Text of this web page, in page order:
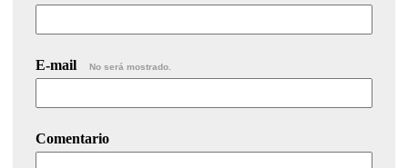
E-mail No será mostrado.
Comentario